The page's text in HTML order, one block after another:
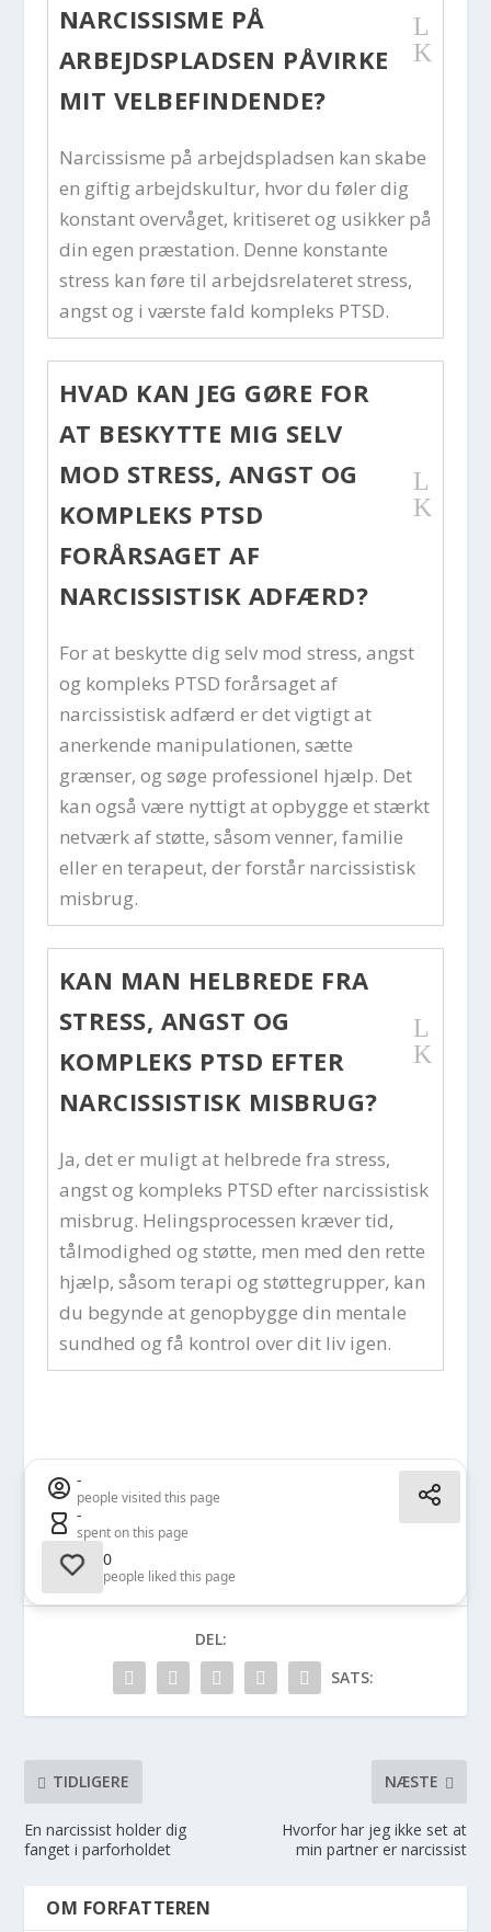
NARCISSISME PÅ
ARBEJDSPLADSEN PÅVIRKE
MIT VELBEFINDENDE?
L
K
Narcissisme på arbejdspladsen kan skabe
en giftig arbejdskultur, hvor du føler dig
konstant overvåget, kritiseret og usikker på
din egen præstation. Denne konstante
stress kan føre til arbejdsrelateret stress,
angst og i værste fald kompleks PTSD.
HVAD KAN JEG GØRE FOR
AT BESKYTTE MIG SELV
MOD STRESS, ANGST OG
KOMPLEKS PTSD
FORÅRSAGET AF
NARCISSISTISK ADFÆRD?
L
K
For at beskytte dig selv mod stress, angst
og kompleks PTSD forårsaget af
narcissistisk adfærd er det vigtigt at
anerkende manipulationen, sætte
grænser, og søge professionel hjælp. Det
kan også være nyttigt at opbygge et stærkt
netværk af støtte, såsom venner, familie
eller en terapeut, der forstår narcissistisk
misbrug.
KAN MAN HELBREDE FRA
STRESS, ANGST OG
KOMPLEKS PTSD EFTER
NARCISSISTISK MISBRUG?
L
K
Ja, det er muligt at helbrede fra stress,
angst og kompleks PTSD efter narcissistisk
misbrug. Helingsprocessen kræver tid,
tålmodighed og støtte, men med den rette
hjælp, såsom terapi og støttegrupper, kan
du begynde at genopbygge din mentale
sundhed og få kontrol over dit liv igen.
-
people visited this page
-
spent on this page
0
people liked this page
DEL:
SATS:
TIDLIGERE
En narcissist holder dig
fanget i parforholdet
NÆSTE
Hvorfor har jeg ikke set at
min partner er narcissist
OM FORFATTEREN